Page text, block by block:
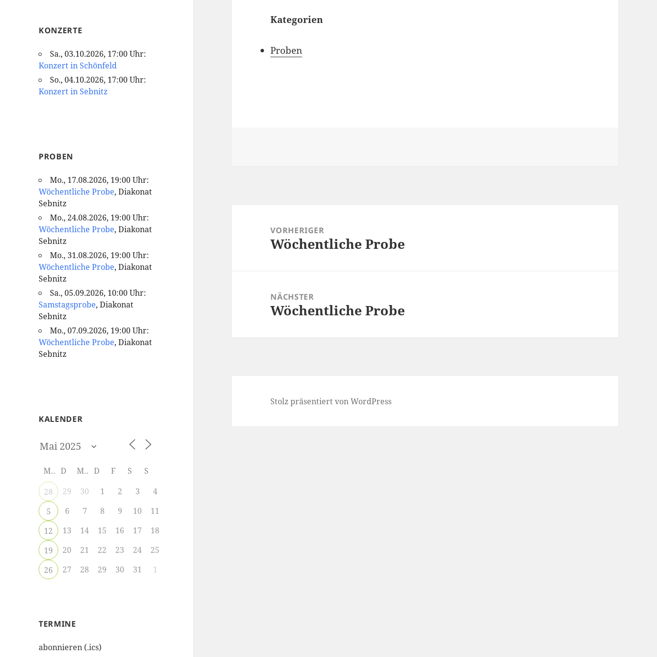
KONZERTE
Sa., 03.10.2026, 17:00 Uhr:
Konzert in Schönfeld
So., 04.10.2026, 17:00 Uhr:
Konzert in Sebnitz
PROBEN
Mo., 17.08.2026, 19:00 Uhr:
Wöchentliche Probe, Diakonat
Sebnitz
Mo., 24.08.2026, 19:00 Uhr:
Wöchentliche Probe, Diakonat
Sebnitz
Mo., 31.08.2026, 19:00 Uhr:
Wöchentliche Probe, Diakonat
Sebnitz
Sa., 05.09.2026, 10:00 Uhr:
Samstagsprobe, Diakonat
Sebnitz
Mo., 07.09.2026, 19:00 Uhr:
Wöchentliche Probe, Diakonat
Sebnitz
KALENDER
M D M D F S
S
28
29 30 1 2 3
4
5
6 7 8 9 10
11
12
13 14 15 16 17
18
19
20 21 22 23 24
25
26
27 28 29 30 31 1
TERMINE
abonnieren (.ics)
Kategorien
Proben
VORHERIGER
Vorheriger
Wöchentliche Probe
NÄCHSTER
Nächster
Wöchentliche Probe
Stolz präsentiert von WordPress